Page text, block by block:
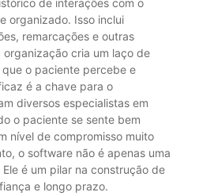
de interações com o
organizado. Isso inclui
remarcações e outras
organização cria um laço de
o paciente percebe e
é a chave para o
diversos especialistas em
o paciente se sente bem
nível de compromisso muito
o software não é apenas uma
é um pilar na construção de
e longo prazo.